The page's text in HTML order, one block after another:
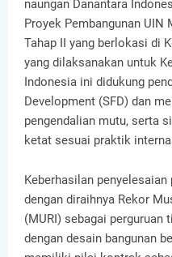
naungan Danantara
Proyek Pembangunan
Tahap II yang berlokasi di
yang dilaksanakan untuk
Indonesia ini didukung
Development (SFD) dan
pengendalian mutu, serta
ketat sesuai praktik
Keberhasilan
dengan diraihnya Rekor
(MURI) sebagai perguruan
dengan desain bangunan